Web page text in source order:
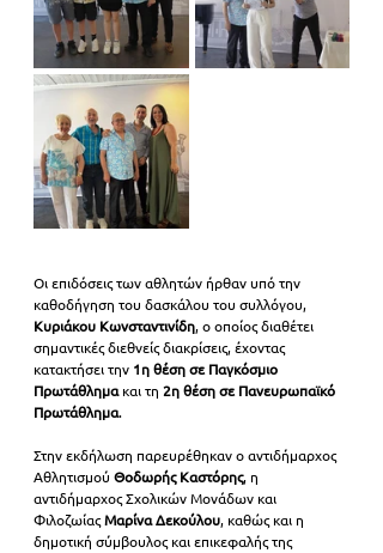
Οι επιδόσεις των αθλητών ήρθαν υπό την
καθοδήγηση του δασκάλου του συλλόγου,
Κυριάκου Κωνσταντινίδη, ο οποίος διαθέτει
σημαντικές διεθνείς διακρίσεις, έχοντας
κατακτήσει την 1η θέση σε Παγκόσμιο
Πρωτάθλημα και τη 2η θέση σε Πανευρωπαϊκό
Πρωτάθλημα.
Στην εκδήλωση παρευρέθηκαν ο αντιδήμαρχος
Αθλητισμού Θοδωρής Καστόρης, η
αντιδήμαρχος Σχολικών Μονάδων και
Φιλοζωίας Μαρίνα Δεκούλου, καθώς και η
δημοτική σύμβουλος και επικεφαλής της